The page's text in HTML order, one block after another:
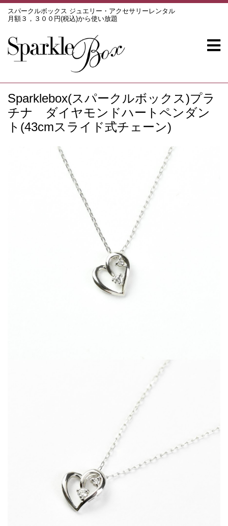
スパークルボックス ジュエリー・アクセサリーレンタル
月額３，３００円(税込)から使い放題
Sparklebox(スパークルボックス)プラ
チナ ダイヤモンドハートペンダン
ト(43cmスライド式チェーン)